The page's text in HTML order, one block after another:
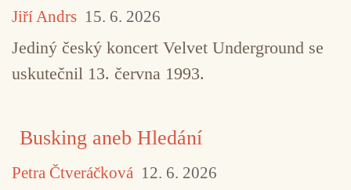
Jiří Andrs 15. 6. 2026
Jediný český koncert Velvet Underground se
uskutečnil 13. června 1993.
Busking aneb Hledání
Petra Čtveráčková 12. 6. 2026